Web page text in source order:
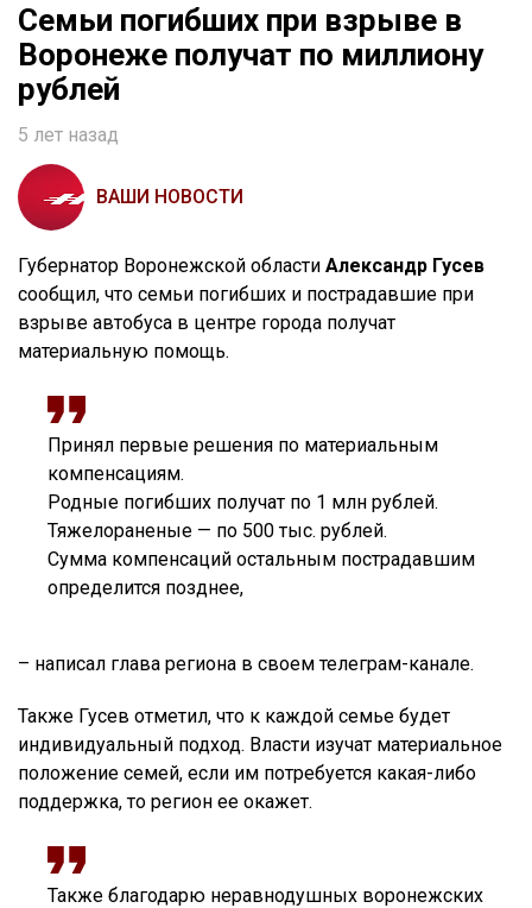
Семьи погибших при взрыве в
Воронеже получат по миллиону
рублей
5 лет назад
ВАШИ НОВОСТИ
Губернатор Воронежской области Александр Гусев
сообщил, что семьи погибших и пострадавшие при
взрыве автобуса в центре города получат
материальную помощь.
Принял первые решения по материальным
компенсациям.
Родные погибших получат по 1 млн рублей.
Тяжелораненые — по 500 тыс. рублей.
Сумма компенсаций остальным пострадавшим
определится позднее,
– написал глава региона в своем телеграм-канале.
Также Гусев отметил, что к каждой семье будет
индивидуальный подход. Власти изучат материальное
положение семей, если им потребуется какая-либо
поддержка, то регион ее окажет.
Также благодарю неравнодушных воронежских